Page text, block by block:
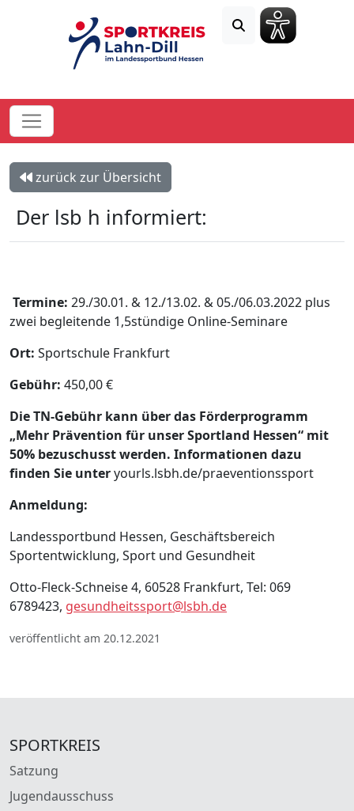
zurück zur Übersicht
Der lsb h informiert:
Termine: 29./30.01. & 12./13.02. & 05./06.03.2022 plus
zwei begleitende 1,5stündige Online-Seminare
Ort: Sportschule Frankfurt
Gebühr: 450,00 €
Die TN-Gebühr kann über das Förderprogramm
„Mehr Prävention für unser Sportland Hessen“ mit
50% bezuschusst werden. Informationen dazu
finden Sie unteryourls.lsbh.de/praeventionssport
Anmeldung:
Landessportbund Hessen, Geschäftsbereich
Sportentwicklung, Sport und Gesundheit
Otto-Fleck-Schneise 4, 60528 Frankfurt, Tel: 069
6789423, gesundheitssport@lsbh.de
veröffentlicht am 20.12.2021
SPORTKREIS
Satzung
Jugendausschuss